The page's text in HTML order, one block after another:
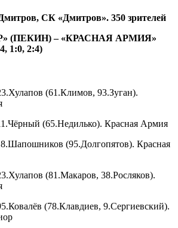
СК «Дмитров». 350 зрителей
(ПЕКИН) – «КРАСНАЯ АРМИЯ»
1:0, 2:4)
(61.Климов, 93.Зуган).
(65.Недилько). Красная Армия
(95.Долгопятов). Красная
(81.Макаров, 38.Росляков).
(78.Клавдиев, 9.Сергиевский).